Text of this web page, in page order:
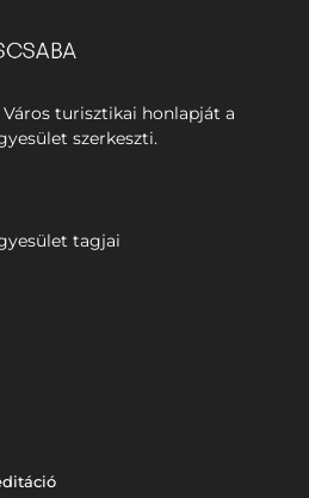
turisztikai honlapját a
szerkeszti.
tagjai